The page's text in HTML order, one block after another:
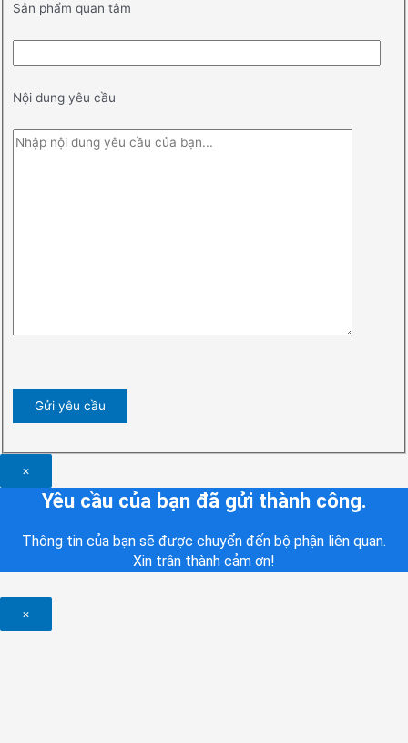
Sản phẩm quan tâm
Nội dung yêu cầu
×
Yêu cầu của bạn đã gửi thành công.
Thông tin của bạn sẽ được chuyển đến bộ phận liên quan.
Xin trân thành cảm ơn!
×